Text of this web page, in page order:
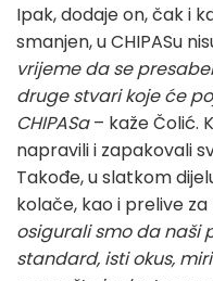
Ipak, dodaje on, čak i
smanjen, u CHIPASu
vrijeme da se
druge stvari koje će
CHIPASa– kaže Čolić.
napravili i zapakovali
Takođe, u slatkom
kolače, kao i prelive
osigurali smo da naši
standard, isti okus,